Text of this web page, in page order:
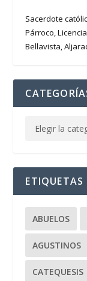
Sacerdote
Párroco,
Bellavista,
ETIQUETAS
ABUELOS
AGUSTINOS
CATEQUESIS